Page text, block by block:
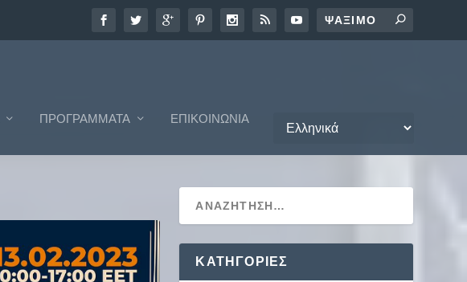
ΠΡΟΓΡΆΜΜΑΤΑ ΕΠΙΚΟΙΝΩΝΊΑ
KΑΤΗΓΟΡΊΕΣ